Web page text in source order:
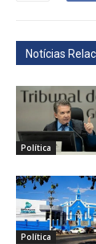
Notícias
Política
Política